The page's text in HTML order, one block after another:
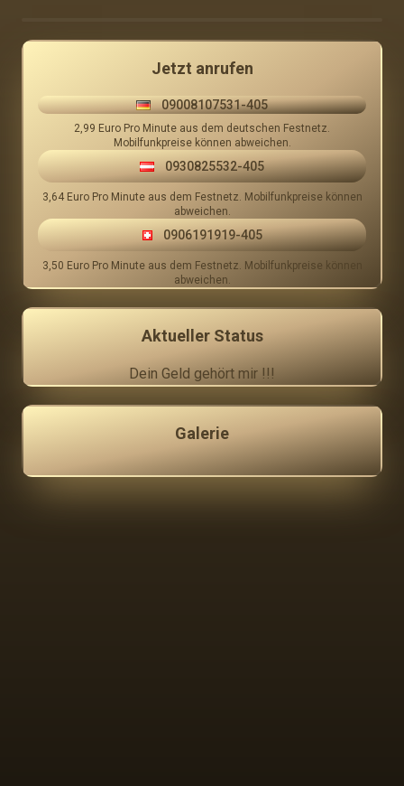
Jetzt anrufen
09008107531-405
2,99 Euro Pro Minute aus dem deutschen Festnetz.
Mobilfunkpreise können abweichen.
0930825532-405
3,64 Euro Pro Minute aus dem Festnetz. Mobilfunkpreise können
abweichen.
0906191919-405
3,50 Euro Pro Minute aus dem Festnetz. Mobilfunkpreise können
abweichen.
Aktueller Status
Dein Geld gehört mir !!!
Galerie